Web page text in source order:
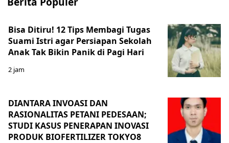
Bisa Ditiru! 12 Tips Membagi Tugas
Suami Istri agar Persiapan Sekolah
Anak Tak Bikin Panik di Pagi Hari
2 jam
DIANTARA INVOASI DAN
RASIONALITAS PETANI PEDESAAN;
STUDI KASUS PENERAPAN INOVASI
PRODUK BIOFERTILIZER TOKYO8